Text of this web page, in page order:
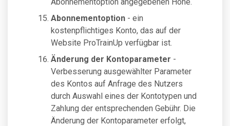
Abonnementoption - ein
kostenpflichtiges Konto, das auf der
Website ProTrainUp verfügbar ist.
Änderung der Kontoparameter -
Verbesserung ausgewählter Parameter
des Kontos auf Anfrage des Nutzers
durch Auswahl eines der Kontotypen und
Zahlung der entsprechenden Gebühr. Die
Änderung der Kontoparameter erfolgt,